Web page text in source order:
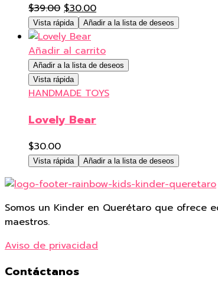
$39.00 El
precio
original
era:
$39.00.
$30.00El
precio
es:
$30.00.
Vista rápida Añadir a la lista de deseos
Añadir al carrito
Añadir a la lista de deseos
Vista rápida
HANDMADE TOYS
Lovely Bear
$30.00
Vista rápida Añadir a la lista de deseos
Somos un Kinder en Querétaro que ofrece
maestros.
Aviso de privacidad
Contáctanos